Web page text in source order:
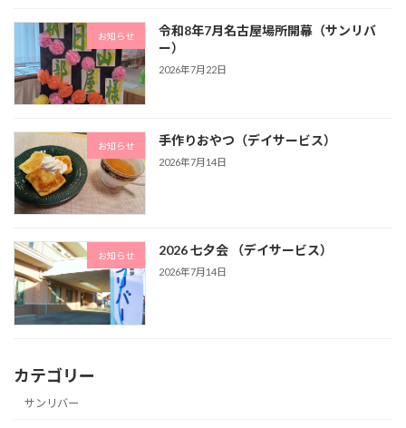
お知らせ
令和8年7月名古屋場所開幕（サンリバ
ー）
2026年7月22日
お知らせ 手作りおやつ（デイサービス）
2026年7月14日
お知らせ 2026 七夕会 （デイサービス）
2026年7月14日
カテゴリー
サンリバー